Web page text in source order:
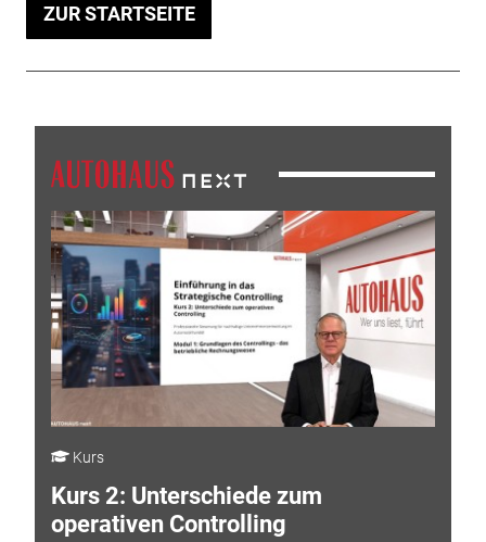
ZUR STARTSEITE
Kurs
Kurs 2: Unterschiede zum
operativen Controlling